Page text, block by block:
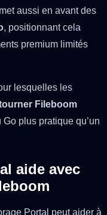
aussi en avant des
, positionnant cela
premium limités
lesquelles les
Fileboom
plus pratique qu’un
aide avec
Portal peut aider à